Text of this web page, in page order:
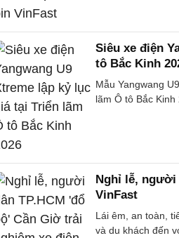
Siêu xe điện
tô Bắc Kinh
Mẫu Yangwang
lãm Ô tô Bắc
Nghỉ lễ, người
VinFast
Lái êm, an toàn,
và du khách đến